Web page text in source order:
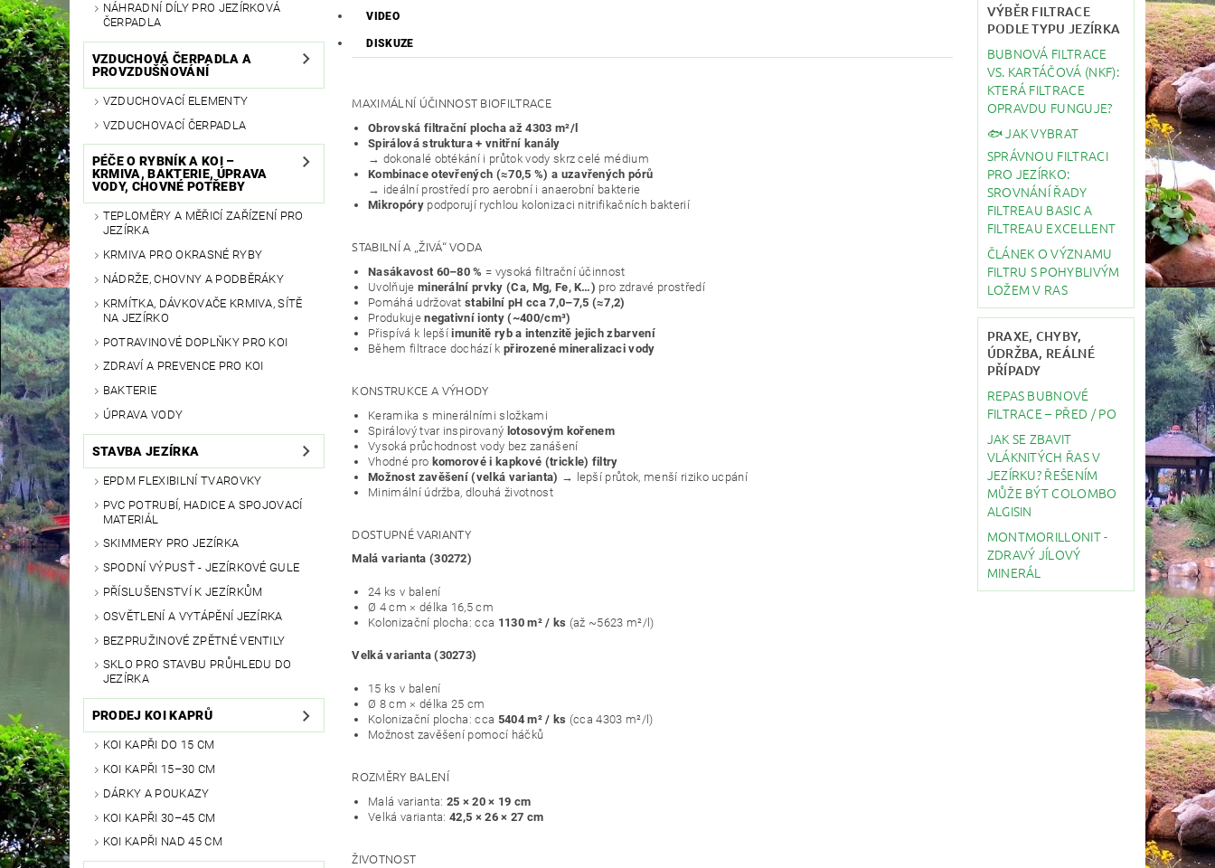
NÁHRADNÍ DÍLY PRO JEZÍRKOVÁ
ČERPADLA
VZDUCHOVÁ ČERPADLA A
PROVZDUŠŇOVÁNÍ
VZDUCHOVACÍ ELEMENTY
VZDUCHOVACÍ ČERPADLA
PÉČE O RYBNÍK A KOI –
KRMIVA, BAKTERIE, ÚPRAVA
VODY, CHOVNÉ POTŘEBY
TEPLOMĚRY A MĚŘICÍ ZAŘÍZENÍ PRO
JEZÍRKA
KRMIVA PRO OKRASNÉ RYBY
NÁDRŽE, CHOVNY A PODBĚRÁKY
KRMÍTKA, DÁVKOVAČE KRMIVA, SÍTĚ
NA JEZÍRKO
POTRAVINOVÉ DOPLŇKY PRO KOI
ZDRAVÍ A PREVENCE PRO KOI
BAKTERIE
ÚPRAVA VODY
STAVBA JEZÍRKA
EPDM FLEXIBILNÍ TVAROVKY
PVC POTRUBÍ, HADICE A SPOJOVACÍ
MATERIÁL
SKIMMERY PRO JEZÍRKA
SPODNÍ VÝPUSŤ - JEZÍRKOVÉ GULE
PŘÍSLUŠENSTVÍ K JEZÍRKŮM
OSVĚTLENÍ A VYTÁPĚNÍ JEZÍRKA
BEZPRUŽINOVÉ ZPĚTNÉ VENTILY
SKLO PRO STAVBU PRŮHLEDU DO
JEZÍRKA
PRODEJ KOI KAPRŮ
KOI KAPŘI DO 15 CM
KOI KAPŘI 15–30 CM
DÁRKY A POUKAZY
KOI KAPŘI 30–45 CM
KOI KAPŘI NAD 45 CM
VIDEO
DISKUZE
MAXIMÁLNÍ ÚČINNOST BIOFILTRACE
Obrovská filtrační plocha až 4303 m²/l
Spirálová struktura + vnitřní kanály
→ dokonalé obtékání i průtok vody skrz celé médium
Kombinace otevřených (≈70,5 %) a uzavřených pórů
→ ideální prostředí pro aerobní i anaerobní bakterie
Mikropórypodporují rychlou kolonizaci nitrifikačních bakterií
STABILNÍ A „ŽIVÁ“ VODA
Nasákavost 60–80 % = vysoká filtrační účinnost
Uvolňuje minerální prvky (Ca, Mg, Fe, K…) pro zdravé prostředí
Pomáhá udržovatstabilní pH cca 7,0–7,5 (≈7,2)
Produkujenegativní ionty (~400/cm³)
Přispívá k lepšíimunitě ryb a intenzitě jejich zbarvení
Během filtrace dochází k přirozené mineralizaci vody
KONSTRUKCE A VÝHODY
Keramika s minerálními složkami
Spirálový tvar inspirovaný lotosovým kořenem
Vysoká průchodnost vody bez zanášení
Vhodné pro komorové i kapkové (trickle) filtry
Možnost zavěšení (velká varianta) → lepší průtok, menší riziko ucpání
Minimální údržba, dlouhá životnost
DOSTUPNÉ VARIANTY
Malá varianta (30272)
24 ks v balení
Ø 4 cm × délka 16,5 cm
Kolonizační plocha: cca 1130 m² / ks (až ~5623 m²/l)
Velká varianta (30273)
15 ks v balení
Ø 8 cm × délka 25 cm
Kolonizační plocha: cca 5404 m² / ks (cca 4303 m²/l)
Možnost zavěšení pomocí háčků
ROZMĚRY BALENÍ
Malá varianta: 25 × 20 × 19 cm
Velká varianta:42,5 × 26 × 27 cm
ŽIVOTNOST
VÝBĚR FILTRACE
PODLE TYPU JEZÍRKA
BUBNOVÁ FILTRACE
VS. KARTÁČOVÁ (NKF):
KTERÁ FILTRACE
OPRAVDU FUNGUJE?
🐟 JAK VYBRAT
SPRÁVNOU FILTRACI
PRO JEZÍRKO:
SROVNÁNÍ ŘADY
FILTREAU BASIC A
FILTREAU EXCELLENT
ČLÁNEK O VÝZNAMU
FILTRU S POHYBLIVÝM
LOŽEM V RAS
PRAXE, CHYBY,
ÚDRŽBA, REÁLNÉ
PŘÍPADY
REPAS BUBNOVÉ
FILTRACE – PŘED / PO
JAK SE ZBAVIT
VLÁKNITÝCH ŘAS V
JEZÍRKU? ŘEŠENÍM
MŮŽE BÝT COLOMBO
ALGISIN
MONTMORILLONIT -
ZDRAVÝ JÍLOVÝ
MINERÁL